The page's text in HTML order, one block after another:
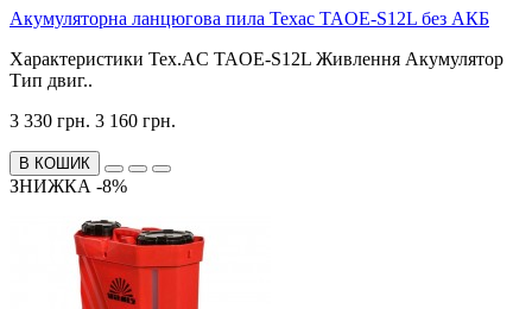
Акумуляторна ланцюгова пила Техас TAOE-S12L без АКБ
Характеристики Tex.AC TAOE-S12L Живлення Акумулятор
Тип двиг..
3 330 грн. 3 160 грн.
В КОШИК
ЗНИЖКА -8%